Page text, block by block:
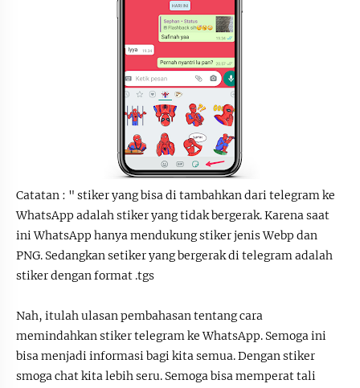
Catatan : " stiker yang bisa di tambahkan dari telegram ke
WhatsApp adalah stiker yang tidak bergerak. Karena saat
ini WhatsApp hanya mendukung stiker jenis Webp dan
PNG. Sedangkan setiker yang bergerak di telegram adalah
stiker dengan format .tgs
Nah, itulah ulasan pembahasan tentang cara
memindahkan stiker telegram ke WhatsApp. Semoga ini
bisa menjadi informasi bagi kita semua. Dengan stiker
smoga chat kita lebih seru. Semoga bisa memperat tali